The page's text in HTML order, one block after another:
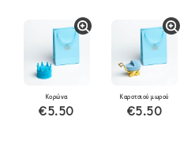
Κορώνα
€5.50
Καροτσιού μωρού
€5.50